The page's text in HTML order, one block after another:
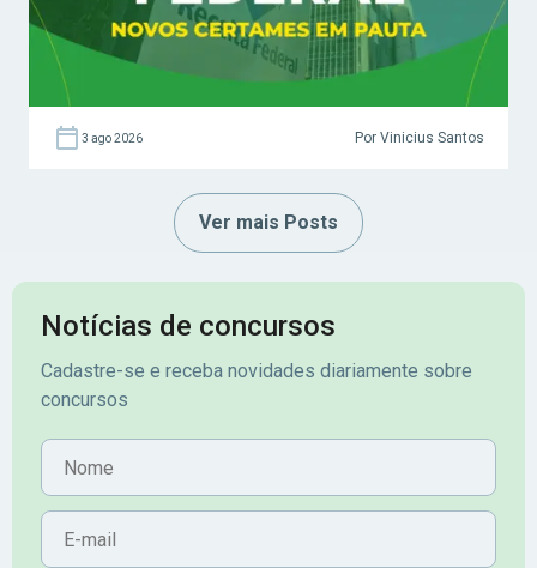
3 ago 2026 Por Vinicius Santos
Ver mais Posts
Notícias de concursos
Cadastre-se e receba novidades diariamente sobre
concursos
Nome
E-mail